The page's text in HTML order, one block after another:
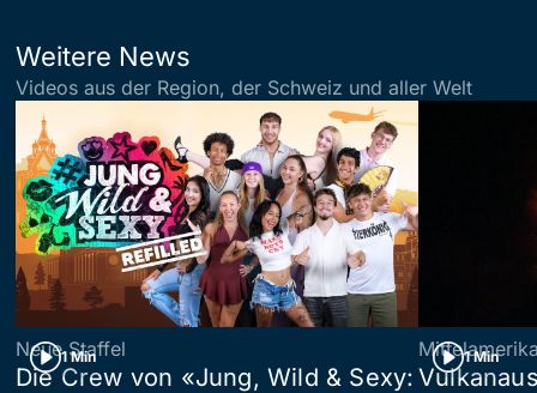
Weitere News
Videos aus der Region, der Schweiz und aller Welt
1 Min
Neue Staffel
Die Crew von «Jung, Wild & Sexy:
1 Min